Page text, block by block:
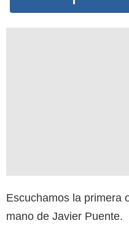
Escuchamos la primera
mano de Javier Puente.